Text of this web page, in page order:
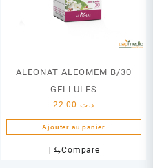
ALEONAT ALEOMEM B/30
GELLULES
د.ت
Ajouter au panier
⇆Compare